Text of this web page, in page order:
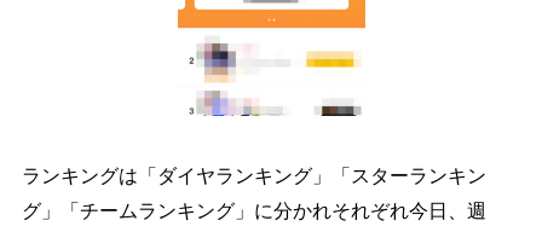
ランキングは「ダイヤランキング」「スターランキン
グ」「チームランキング」に分かれそれぞれ今日、週